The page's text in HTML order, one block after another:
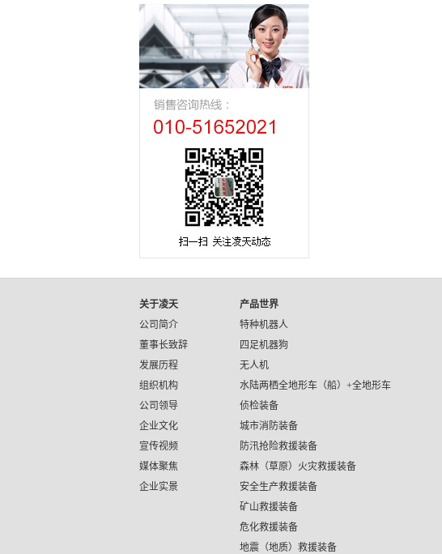
关于凌天
公司简介
董事长致辞
发展历程
组织机构
公司领导
企业文化
宣传视频
媒体聚焦
企业实景
产品世界
特种机器人
四足机器狗
无人机
水陆两栖全地形车（船）+全地形车
侦检装备
城市消防装备
防汛抢险救援装备
森林（草原）火灾救援装备
安全生产救援装备
矿山救援装备
危化救援装备
地震（地质）救援装备